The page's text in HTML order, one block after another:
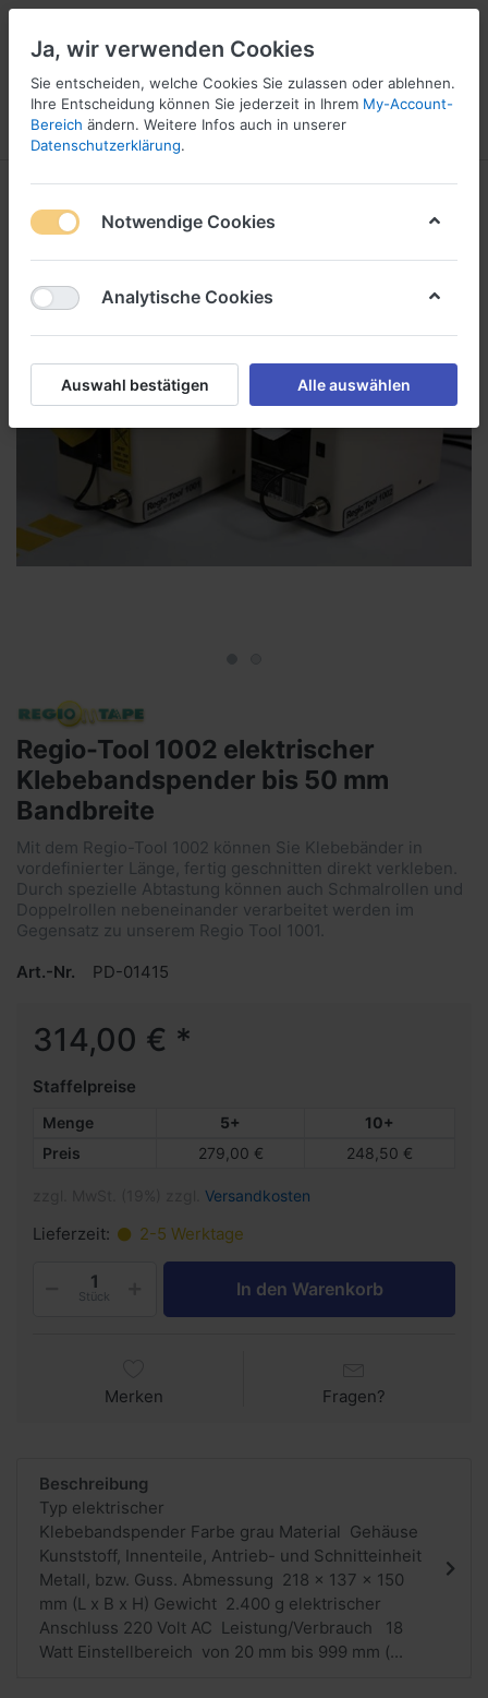
Menü Anmelden Wunschliste
1
Regio-Tool 1002 elektrischer
Klebebandspender bis 50 mm
Bandbreite
Mit dem Regio-Tool 1002 können Sie Klebebänder in
vordefinierter Länge, fertig geschnitten direkt verkleben.
Durch spezielle Abtastung können auch Schmalrollen und
Doppelrollen nebeneinander verarbeitet werden im
Gegensatz zu unserem Regio Tool 1001.
Art.-Nr.
PD-01415
314,00 € *
Staffelpreise
Menge 5+
10+
Preis
279,00 € 248,50 €
Versandkosten
Lieferzeit: 2-5 Werktage
Stück In den Warenkorb
Merken Fragen?
Beschreibung
Typ elektrischer
Klebebandspender Farbe grau Material Gehäuse
Kunststoff, Innenteile, Antrieb- und Schnitteinheit
Metall, bzw. Guss. Abmessung 218 x 137 x 150
mm (L x B x H) Gewicht 2.400 g elektrischer
Anschluss 220 Volt AC Leistung/Verbrauch 18
Watt Einstellbereich von 20 mm bis 999 mm (...
Ja, wir verwenden Cookies
Sie entscheiden, welche Cookies Sie zulassen oder ablehnen.
Ihre Entscheidung können Sie jederzeit in Ihrem My-Account-
Bereich ändern. Weitere Infos auch in unserer
Datenschutzerklärung.
Notwendige Cookies
Analytische Cookies
Auswahl bestätigen Alle auswählen